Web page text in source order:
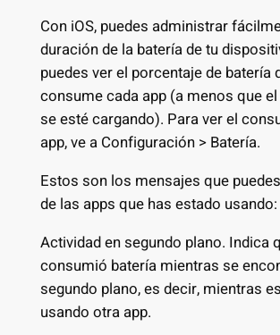
Con iOS, puedes administrar
duración de la batería de tu
puedes ver el porcentaje de batería
consume cada app (a menos que
se esté cargando). Para ver el
app, ve a Configuración > Batería.
Estos son los mensajes que
de las apps que has estado usando:
Actividad en segundo plano. Indica
consumió batería mientras se
segundo plano, es decir, mientras
usando otra app.